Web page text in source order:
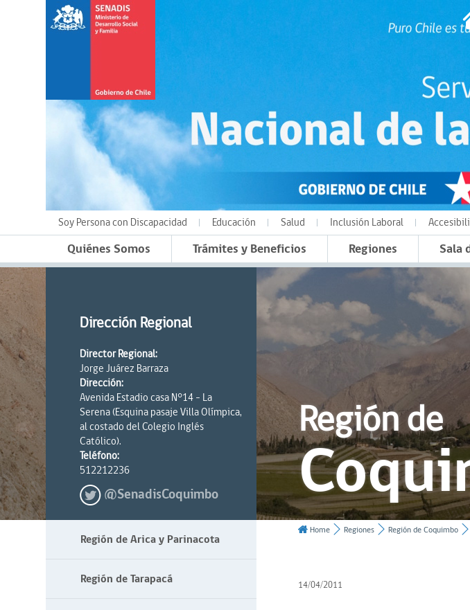
Soy Persona con Discapacidad Educación Salud Inclusión Laboral
Quiénes Somos Trámites y Beneficios Regiones Sala
Dirección Regional
Director Regional:
Jorge Juárez Barraza
Dirección:
Avenida Estadio casa N°14 - La
Serena (Esquina pasaje Villa Olímpica,
al costado del Colegio Inglés
Católico).
Teléfono:
512212236
@SenadisCoquimbo
Región de
Región de Arica y Parinacota
Región de Tarapacá
Home Regiones Región de Coquimbo
14/04/2011